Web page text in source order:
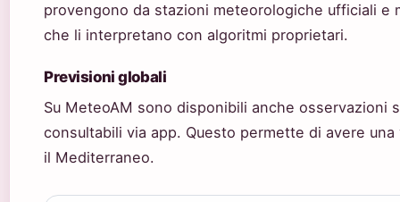
provengono da stazioni meteorologiche ufficiali
che li interpretano con algoritmi proprietari.
Previsioni globali
Su MeteoAM sono disponibili anche osservazioni
consultabili via app. Questo permette di avere
il Mediterraneo.